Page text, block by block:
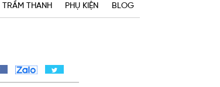
TRẦM THANH PHỤ KIỆN BLOG